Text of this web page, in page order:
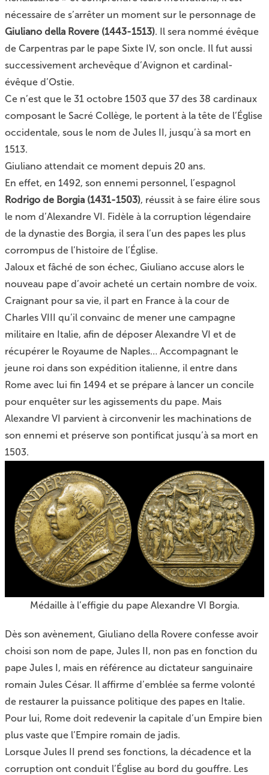
nécessaire de s’arrêter un moment sur le personnage de
Giuliano della Rovere (1443-1513). Il sera nommé évêque
de Carpentras par le pape Sixte IV, son oncle. Il fut aussi
successivement archevêque d’Avignon et cardinal-
évêque d’Ostie.
Ce n’est que le 31 octobre 1503 que 37 des 38 cardinaux
composant le Sacré Collège, le portent à la tête de l’Église
occidentale, sous le nom de Jules II, jusqu’à sa mort en
1513.
Giuliano attendait ce moment depuis 20 ans.
En effet, en 1492, son ennemi personnel, l’espagnol
Rodrigo de Borgia (1431-1503), réussit à se faire élire sous
le nom d’Alexandre VI. Fidèle à la corruption légendaire
de la dynastie des Borgia, il sera l’un des papes les plus
corrompus de l’histoire de l’Église.
Jaloux et fâché de son échec, Giuliano accuse alors le
nouveau pape d’avoir acheté un certain nombre de voix.
Craignant pour sa vie, il part en France à la cour de
Charles VIII qu’il convainc de mener une campagne
militaire en Italie, afin de déposer Alexandre VI et de
récupérer le Royaume de Naples… Accompagnant le
jeune roi dans son expédition italienne, il entre dans
Rome avec lui fin 1494 et se prépare à lancer un concile
pour enquêter sur les agissements du pape. Mais
Alexandre VI parvient à circonvenir les machinations de
son ennemi et préserve son pontificat jusqu’à sa mort en
1503.
Médaille à l’effigie du pape Alexandre VI Borgia.
Dès son avènement, Giuliano della Rovere confesse avoir
choisi son nom de pape, Jules II, non pas en fonction du
pape Jules I, mais en référence au dictateur sanguinaire
romain Jules César. Il affirme d’emblée sa ferme volonté
de restaurer la puissance politique des papes en Italie.
Pour lui, Rome doit redevenir la capitale d’un Empire bien
plus vaste que l’Empire romain de jadis.
Lorsque Jules II prend ses fonctions, la décadence et la
corruption ont conduit l’Église au bord du gouffre. Les